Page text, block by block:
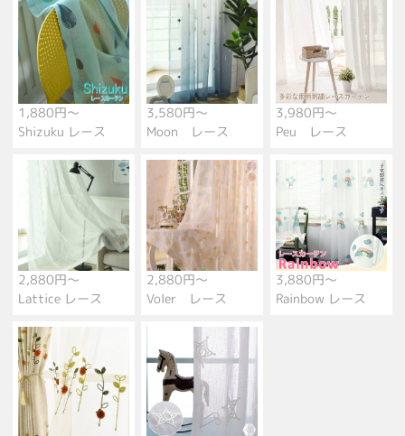
1,880円～
Shizuku レース
3,580円～
Moon レース
3,980円～
Peu レース
2,880円～
Lattice レース
2,880円～
Voler レース
3,880円～
Rainbow レース